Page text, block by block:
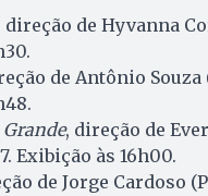
direção de Hyvanna
de Antônio Souza
Grande, direção de
Exibição às 16h00.
de Jorge Cardoso